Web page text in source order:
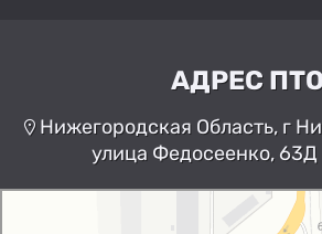
АДРЕС
Нижегородская Область, г
улица Федосеенко, 63Д
Нижний